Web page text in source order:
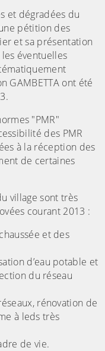
et dégradées du
pétition des
et sa présentation
éventuelles
GAMBETTA ont été
"PMR"
des PMR
à la réception des
de certaines
village sont très
courant 2013 :
et des
d’eau potable et
du réseau
rénovation de
à leds très
de vie.